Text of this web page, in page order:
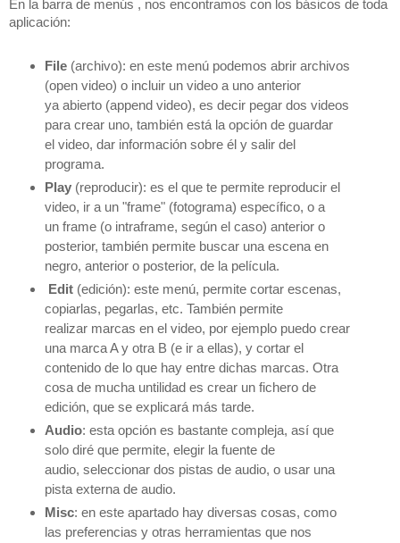
En la barra de menús , nos encontramos con los básicos de toda
aplicación:
File(archivo): en este menú podemos abrir archivos
(open video) o incluir un video a uno anterior
ya abierto (append video), es decir pegar dos videos
para crear uno, también está la opción de guardar
el video, dar información sobre él y salir del
programa.
Play(reproducir): es el que te permite reproducir el
video, ir a un "frame" (fotograma) específico, o a
un frame (o intraframe, según el caso) anterior o
posterior, también permite buscar una escena en
negro, anterior o posterior, de la película.
Edit (edición): este menú, permite cortar escenas,
copiarlas, pegarlas, etc. También permite
realizar marcas en el video, por ejemplo puedo crear
una marca A y otra B (e ir a ellas), y cortar el
contenido de lo que hay entre dichas marcas. Otra
cosa de mucha untilidad es crear un fichero de
edición, que se explicará más tarde.
Audio: esta opción es bastante compleja, así que
solo diré que permite, elegir la fuente de
audio, seleccionar dos pistas de audio, o usar una
pista externa de audio.
Misc: en este apartado hay diversas cosas, como
las preferencias y otras herramientas que nos